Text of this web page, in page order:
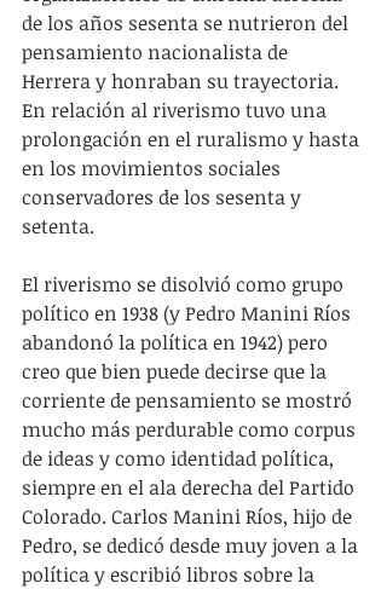
de los años sesenta se nutrieron del
pensamiento nacionalista de
Herrera y honraban su trayectoria.
En relación al riverismo tuvo una
prolongación en el ruralismo y hasta
en los movimientos sociales
conservadores de los sesenta y
setenta.
El riverismo se disolvió como grupo
político en 1938 (y Pedro Manini Ríos
abandonó la política en 1942) pero
creo que bien puede decirse que la
corriente de pensamiento se mostró
mucho más perdurable como corpus
de ideas y como identidad política,
siempre en el ala derecha del Partido
Colorado. Carlos Manini Ríos, hijo de
Pedro, se dedicó desde muy joven a la
política y escribió libros sobre la